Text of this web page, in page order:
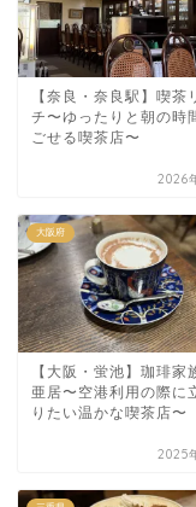
【奈良・奈良駅】喫茶
チ〜ゆったりと朝の時
ごせる喫茶店〜
2026
大阪府
【大阪・蛍池】珈琲家
亜居〜空港利用の際に
りたい温かな喫茶店〜
2025